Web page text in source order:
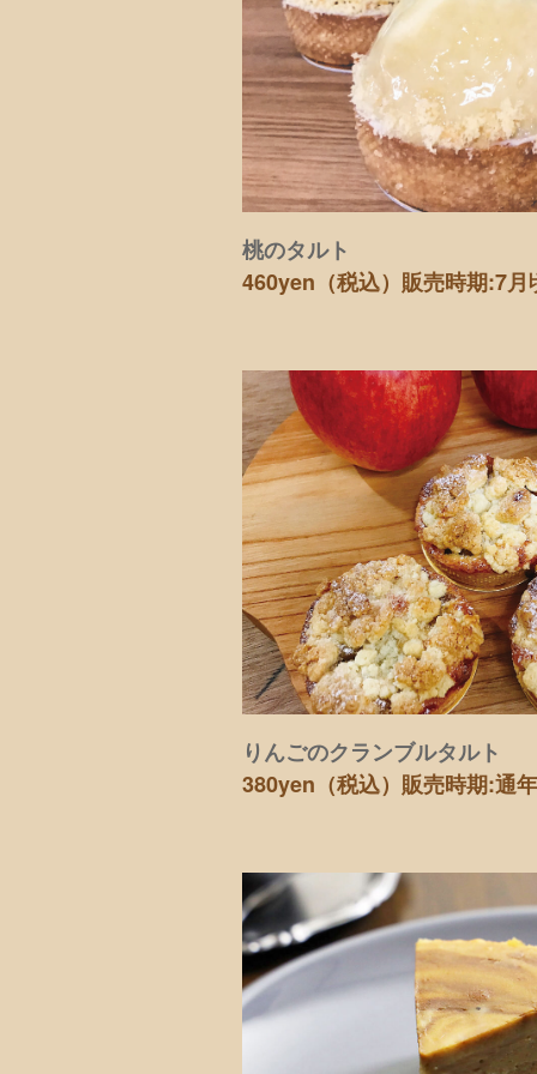
桃のタルト
460yen（税込） 販売時期:7月
りんごのクランブルタルト
380yen（税込） 販売時期:通年